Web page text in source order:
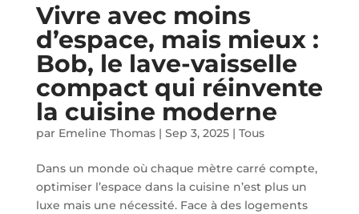
Vivre avec moins
d’espace, mais mieux :
Bob, le lave-vaisselle
compact qui réinvente
la cuisine moderne
par Emeline Thomas| Sep 3, 2025| Tous
Dans un monde où chaque mètre carré compte,
optimiser l’espace dans la cuisine n’est plus un
luxe mais une nécessité. Face à des logements